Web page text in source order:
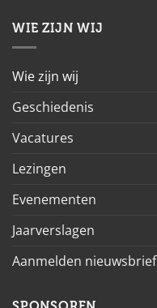
WIE ZIJN WIJ
Wie zijn wij
Geschiedenis
Vacatures
Lezingen
Evenementen
Jaarverslagen
Aanmelden nieuwsbrief